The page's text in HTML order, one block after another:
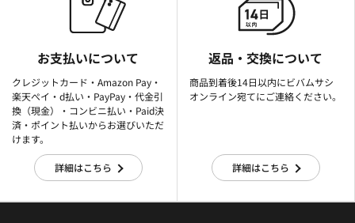
お支払いについて
クレジットカード・Amazon Pay・
楽天ぺイ・d払い・PayPay・代金引
換（現金）・コンビニ払い・Paid決
済・ポイント払いからお選びいただ
けます。
詳細はこちら
返品・交換について
商品到着後14日以内にビバムサシ
オンライン宛てにご連絡ください。
詳細はこちら